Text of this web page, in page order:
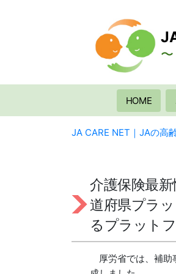
HOME
JA CARE NET｜JAの高
介護保険最
道府県プラ
るプラット
厚労省では、補